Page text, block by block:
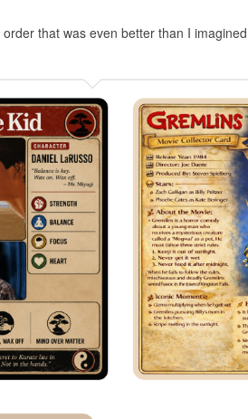
that was even better than I